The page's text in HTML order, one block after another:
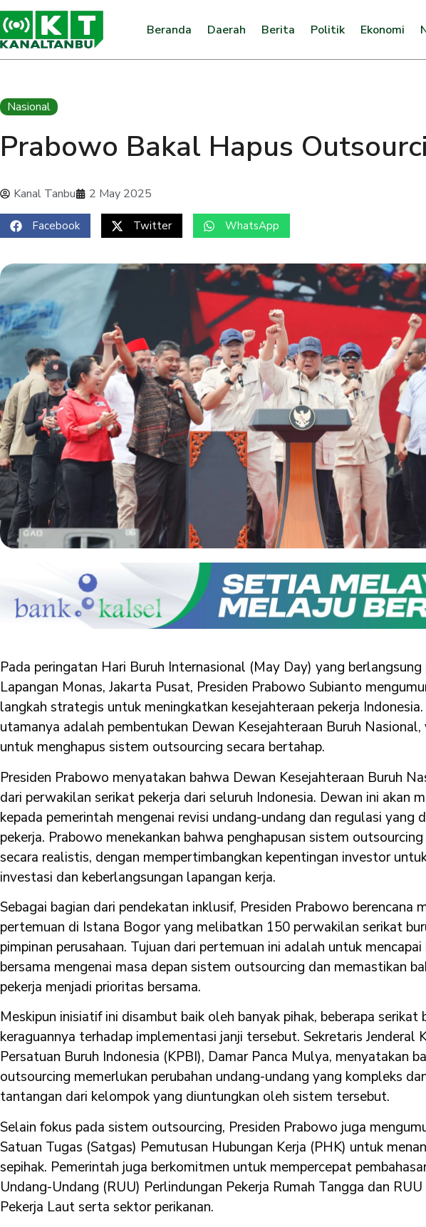
Beranda Daerah Berita Politik Ekonomi
Nasional
Prabowo Bakal Hapus
Kanal Tanbu 2 May 2025
Facebook Twitter WhatsApp
Pada peringatan Hari Buruh Internasional (May Day) yang
Lapangan Monas, Jakarta Pusat, Presiden Prabowo Subianto
langkah strategis untuk meningkatkan kesejahteraan pekerja
utamanya adalah pembentukan Dewan Kesejahteraan Buruh
untuk menghapus sistem outsourcing secara bertahap.
Presiden Prabowo menyatakan bahwa Dewan Kesejahteraan Buruh
dari perwakilan serikat pekerja dari seluruh Indonesia. Dewan ini akan
kepada pemerintah mengenai revisi undang-undang dan regulasi yang
pekerja. Prabowo menekankan bahwa penghapusan sistem
secara realistis, dengan mempertimbangkan kepentingan investor
investasi dan keberlangsungan lapangan kerja.
Sebagai bagian dari pendekatan inklusif, Presiden Prabowo berencana
pertemuan di Istana Bogor yang melibatkan 150 perwakilan serikat
pimpinan perusahaan. Tujuan dari pertemuan ini adalah untuk
bersama mengenai masa depan sistem outsourcing dan memastikan
pekerja menjadi prioritas bersama.
Meskipun inisiatif ini disambut baik oleh banyak pihak, beberapa serikat
keraguannya terhadap implementasi janji tersebut. Sekretaris Jenderal
Persatuan Buruh Indonesia (KPBI), Damar Panca Mulya, menyatakan
outsourcing memerlukan perubahan undang-undang yang kompleks
tantangan dari kelompok yang diuntungkan oleh sistem tersebut.
Selain fokus pada sistem outsourcing, Presiden Prabowo juga
Satuan Tugas (Satgas) Pemutusan Hubungan Kerja (PHK) untuk
sepihak. Pemerintah juga berkomitmen untuk mempercepat
Undang-Undang (RUU) Perlindungan Pekerja Rumah Tangga dan
Pekerja Laut serta sektor perikanan.